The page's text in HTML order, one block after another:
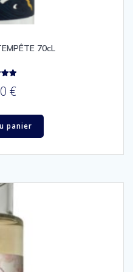
70cL
€
panier